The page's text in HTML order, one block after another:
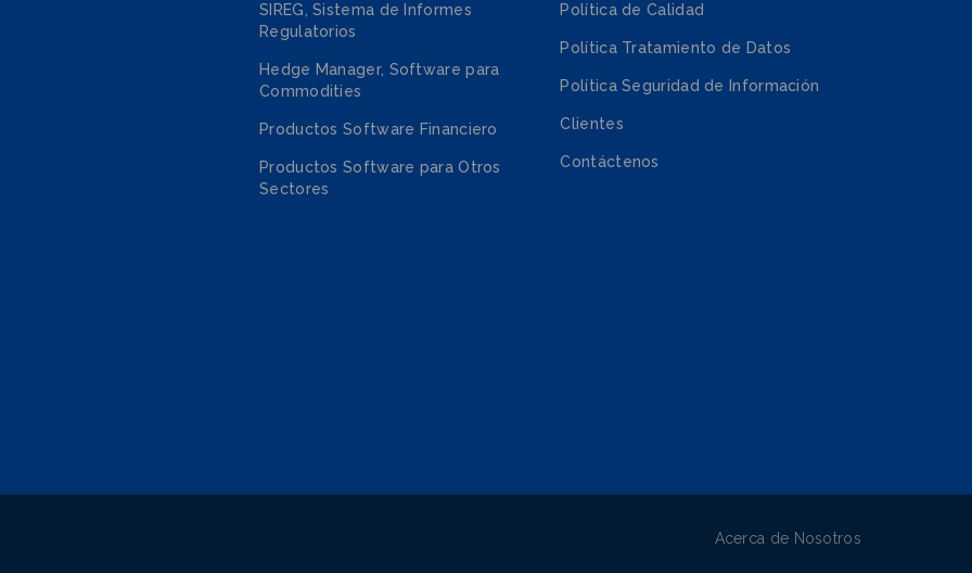
SIREG, Sistema de Informes
Regulatorios
Hedge Manager, Software para
Commodities
Productos Software Financiero
Productos Software para Otros
Sectores
Política de Calidad
Política Tratamiento de Datos
Política Seguridad de Información
Clientes
Contáctenos
Acerca de Nosotros